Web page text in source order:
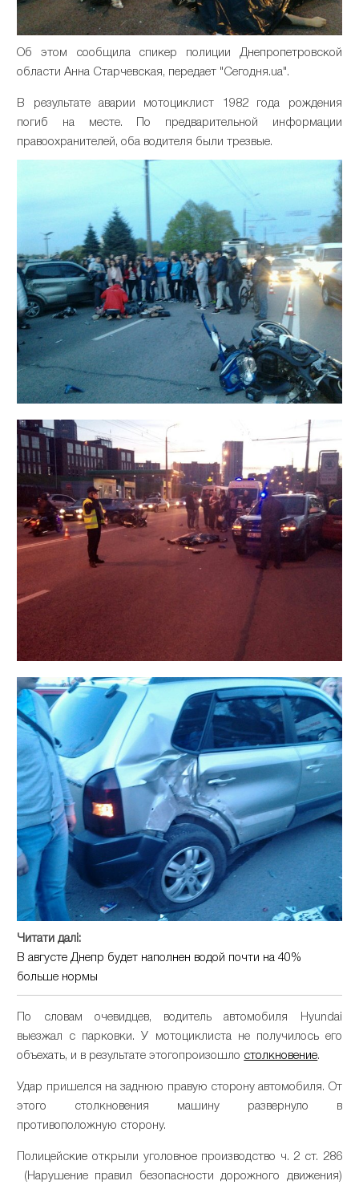
Об этом сообщила спикер полиции Днепропетровской
области Анна Старчевская, передает "Сегодня.ua".
В результате аварии мотоциклист 1982 года рождения
погиб на месте. По предварительной информации
правоохранителей, оба водителя были трезвые.
Читати далі:
В августе Днепр будет наполнен водой почти на 40%
больше нормы
По словам очевидцев, водитель автомобиля Hyundai
выезжал с парковки. У мотоциклиста не получилось его
объехать, и в результате этогопроизошло столкновение.
Удар пришелся на заднюю правую сторону автомобиля. От
этого столкновения машину развернуло в
противоположную сторону.
Полицейские открыли уголовное производство ч. 2 ст. 286
(Нарушение правил безопасности дорожного движения)